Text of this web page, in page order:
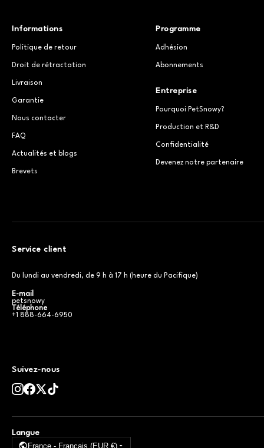
Informations
Politique de retour
Droit de rétractation
Livraison
Garantie
Nous contacter
FAQ
Actualités et blogs
Brevets
Programme
Adhésion
Abonnements
Entreprise
Pourquoi PetSnowy?
Production et R&D
Confidentialité
Devenez notre partenaire
Service client
Du lundi au vendredi, de 9 h à 17 h (heure du Pacifique)
E-mail
petsnowy
Téléphone
+1 888-664-6950
Suivez-nous
Langue
France - Français (EUR €)